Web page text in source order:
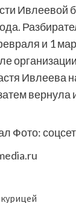
Ивлеевой
и 1
Ивлеева
вернула
Фото: